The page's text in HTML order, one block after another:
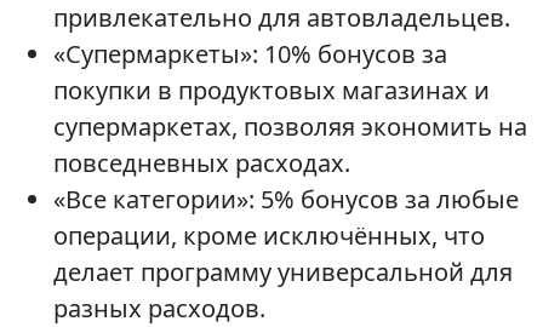
привлекательно для автовладельцев.
«Супермаркеты»: 10% бонусов за
покупки в продуктовых магазинах и
супермаркетах, позволяя экономить на
повседневных расходах.
«Все категории»: 5% бонусов за любые
операции, кроме исключённых, что
делает программу универсальной для
разных расходов.